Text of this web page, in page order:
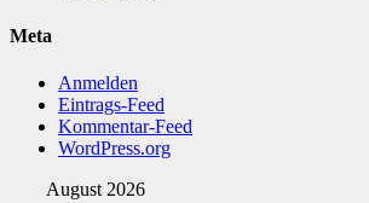
Meta
Anmelden
Eintrags-Feed
Kommentar-Feed
WordPress.org
August 2026